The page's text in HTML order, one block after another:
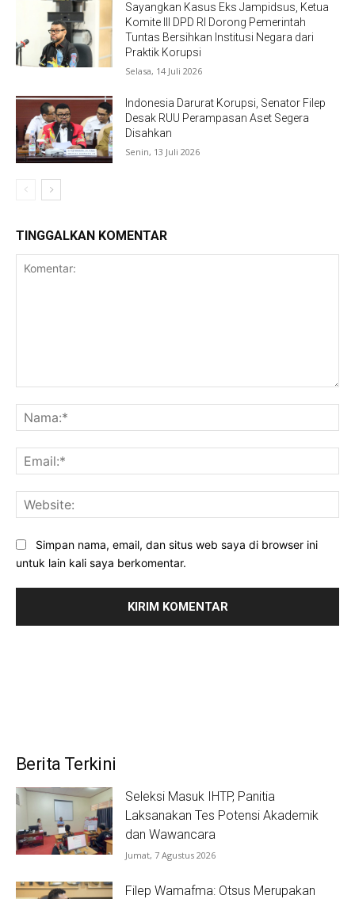
Sayangkan Kasus Eks Jampidsus, Ketua
Komite III DPD RI Dorong Pemerintah
Tuntas Bersihkan Institusi Negara dari
Praktik Korupsi
Selasa, 14 Juli 2026
Indonesia Darurat Korupsi, Senator Filep
Desak RUU Perampasan Aset Segera
Disahkan
Senin, 13 Juli 2026
TINGGALKAN KOMENTAR
Simpan nama, email, dan situs web saya di browser ini
untuk lain kali saya berkomentar.
Berita Terkini
Seleksi Masuk IHTP, Panitia
Laksanakan Tes Potensi Akademik
dan Wawancara
Jumat, 7 Agustus 2026
Filep Wamafma: Otsus Merupakan